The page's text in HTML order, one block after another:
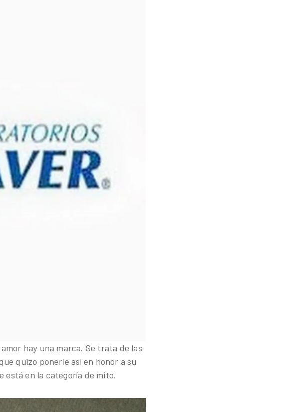
hay una marca. Se trata de las
quizo ponerle así en honor a su
está en la categoría de mito.